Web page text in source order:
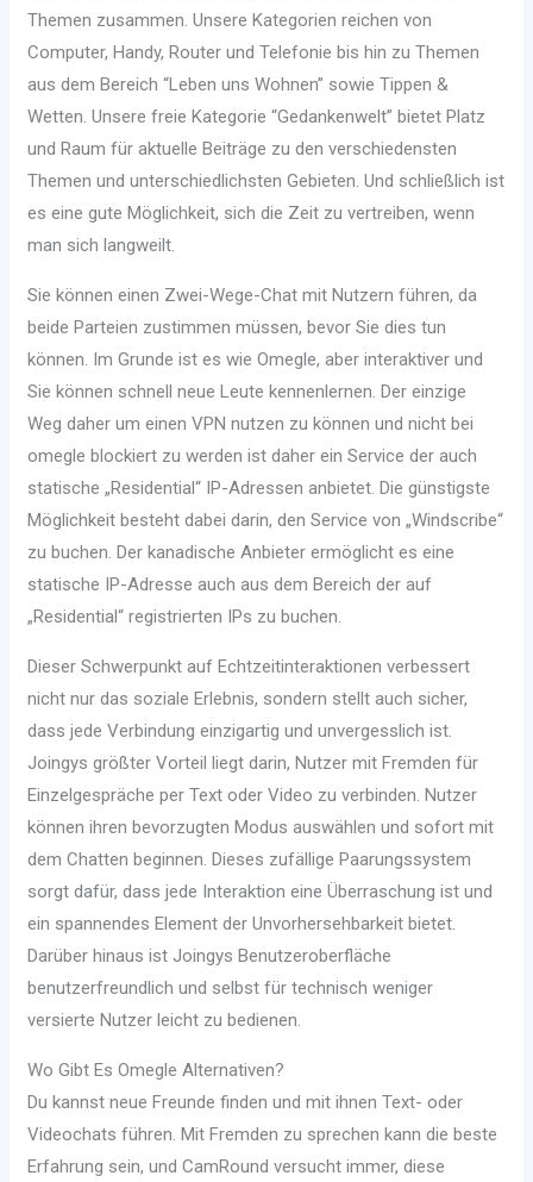
Themen zusammen. Unsere Kategorien reichen von
Computer, Handy, Router und Telefonie bis hin zu Themen
aus dem Bereich “Leben uns Wohnen” sowie Tippen &
Wetten. Unsere freie Kategorie “Gedankenwelt” bietet Platz
und Raum für aktuelle Beiträge zu den verschiedensten
Themen und unterschiedlichsten Gebieten. Und schließlich ist
es eine gute Möglichkeit, sich die Zeit zu vertreiben, wenn
man sich langweilt.
Sie können einen Zwei-Wege-Chat mit Nutzern führen, da
beide Parteien zustimmen müssen, bevor Sie dies tun
können. Im Grunde ist es wie Omegle, aber interaktiver und
Sie können schnell neue Leute kennenlernen. Der einzige
Weg daher um einen VPN nutzen zu können und nicht bei
omegle blockiert zu werden ist daher ein Service der auch
statische „Residential“ IP-Adressen anbietet. Die günstigste
Möglichkeit besteht dabei darin, den Service von „Windscribe“
zu buchen. Der kanadische Anbieter ermöglicht es eine
statische IP-Adresse auch aus dem Bereich der auf
„Residential“ registrierten IPs zu buchen.
Dieser Schwerpunkt auf Echtzeitinteraktionen verbessert
nicht nur das soziale Erlebnis, sondern stellt auch sicher,
dass jede Verbindung einzigartig und unvergesslich ist.
Joingys größter Vorteil liegt darin, Nutzer mit Fremden für
Einzelgespräche per Text oder Video zu verbinden. Nutzer
können ihren bevorzugten Modus auswählen und sofort mit
dem Chatten beginnen. Dieses zufällige Paarungssystem
sorgt dafür, dass jede Interaktion eine Überraschung ist und
ein spannendes Element der Unvorhersehbarkeit bietet.
Darüber hinaus ist Joingys Benutzeroberfläche
benutzerfreundlich und selbst für technisch weniger
versierte Nutzer leicht zu bedienen.
Wo Gibt Es Omegle Alternativen?
Du kannst neue Freunde finden und mit ihnen Text- oder
Videochats führen. Mit Fremden zu sprechen kann die beste
Erfahrung sein, und CamRound versucht immer, diese